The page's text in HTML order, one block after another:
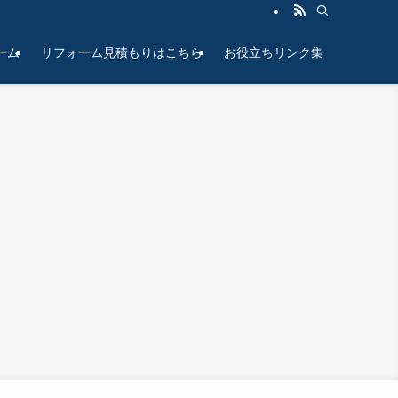
ム リフォーム見積もりはこちら お役立ちリンク集